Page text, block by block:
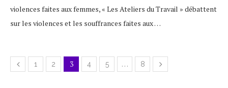
violences faites aux femmes, « Les Ateliers du Travail » débattent
sur les violences et les souffrances faites aux …
1 2 3 4 5 … 8